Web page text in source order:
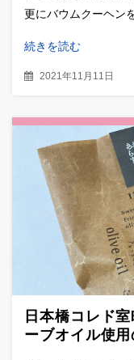
更にバウムクーヘン
続きを読む
2021年11月11日
日本橋コレド
ーブオイル使